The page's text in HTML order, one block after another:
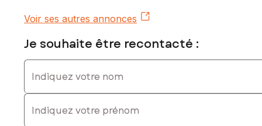
exposé sont disponibles sur le site Géorisques :
Honoraires charge vendeur
Tél. : 0618334209, E-mail : sandrine.vandenhende@safti.fr -
EI - Agent commercial immatriculé au RSAC de SAINT-
Voir ses autres annonces
Je souhaite être recontacté :
Indiquez votre nom
Indiquez votre prénom